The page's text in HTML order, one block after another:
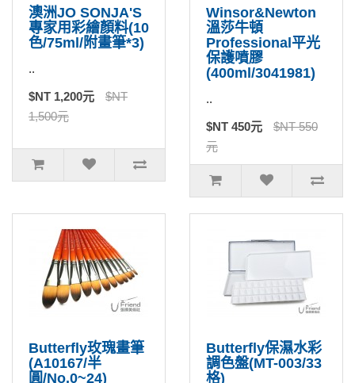
澳洲JO SONJA'S
專家用彩繪顏料(10
色/75ml/附畫筆*3)
..
$NT 1,200元
$NT
1,500元
Winsor&Newton
溫莎牛頓
Professional平光
保護噴膠
(400ml/3041981)
..
$NT 450元
$NT 550
元
Butterfly玫瑰畫筆
(A10167/半
圓/No.0~24)
Butterfly保濕水彩
調色盤(MT-003/33
格)